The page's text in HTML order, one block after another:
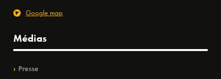
Google map
Médias
Presse